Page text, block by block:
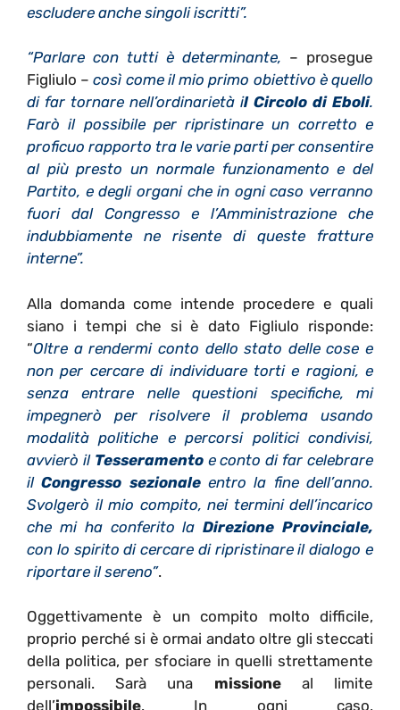
escludere anche singoli iscritti”.
“Parlare con tutti è determinante, – prosegue
Figliulo –così come il mio primo obiettivo è quello
di far tornare nell’ordinarietà il Circolo di Eboli.
Farò il possibile per ripristinare un corretto e
proficuo rapporto tra le varie parti per consentire
al più presto un normale funzionamento e del
Partito, e degli organi che in ogni caso verranno
fuori dal Congresso e l’Amministrazione che
indubbiamente ne risente di queste fratture
interne”.
Alla domanda come intende procedere e quali
siano i tempi che si è dato Figliulo risponde:
“Oltre a rendermi conto dello stato delle cose e
non per cercare di individuare torti e ragioni, e
senza entrare nelle questioni specifiche, mi
impegnerò per risolvere il problema usando
modalità politiche e percorsi politici condivisi,
avvierò il Tesseramentoe conto di far celebrare
ilCongresso sezionaleentro la fine dell’anno.
Svolgerò il mio compito, nei termini dell’incarico
che mi ha conferito laDirezione Provinciale,
con lo spirito di cercare di ripristinare il dialogo e
riportare il sereno”.
Oggettivamente è un compito molto difficile,
proprio perché si è ormai andato oltre gli steccati
della politica, per sfociare in quelli strettamente
personali. Sarà una missione al limite
dell’impossibile. In ogni caso,